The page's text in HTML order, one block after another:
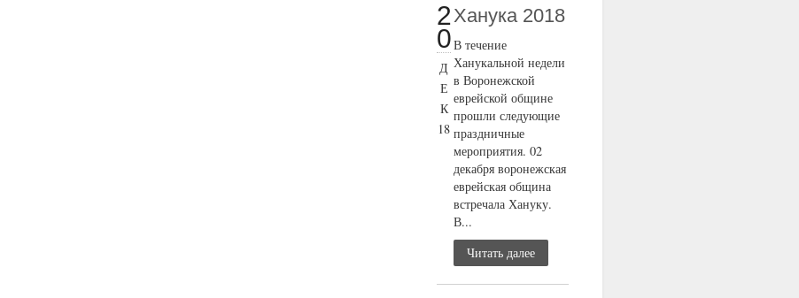
2
0
Д
Е
К
18
Ханука 2018
В течение
Ханукальной недели
в Воронежской
еврейской общине
прошли следующие
праздничные
мероприятия. 02
декабря воронежская
еврейская община
встречала Хануку.
В...
Читать далее